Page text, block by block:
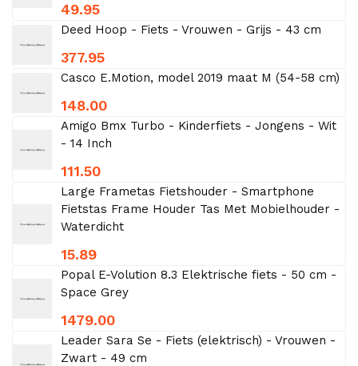
49.95
Deed Hoop - Fiets - Vrouwen - Grijs - 43 cm
377.95
Casco E.Motion, model 2019 maat M (54-58 cm)
148.00
Amigo Bmx Turbo - Kinderfiets - Jongens - Wit
- 14 Inch
111.50
Large Frametas Fietshouder - Smartphone
Fietstas Frame Houder Tas Met Mobielhouder -
Waterdicht
15.89
Popal E-Volution 8.3 Elektrische fiets - 50 cm -
Space Grey
1479.00
Leader Sara Se - Fiets (elektrisch) - Vrouwen -
Zwart - 49 cm